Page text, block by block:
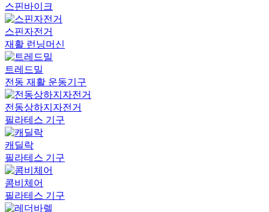
스핀바이크
스핀자전거
재활 런닝머신
트레드밀
전동 재활 운동기구
전동상하지자전거
필라테스 기구
캐딜락
필라테스 기구
콤비체어
필라테스 기구